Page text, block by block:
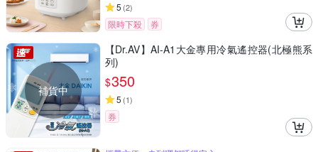
5 (2)
限時下殺 券
補貨中
【Dr.AV】AI-A1大金專用冷氣遙控器(北極熊系
列)
$350
5 (1)
券